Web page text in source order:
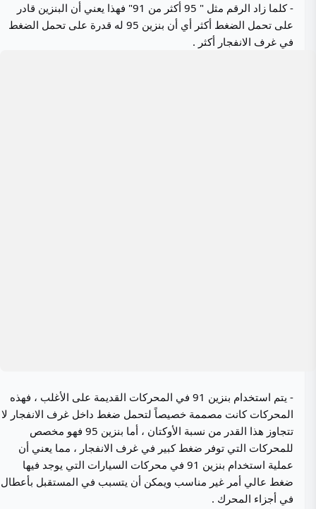
- كلما زاد الرقم مثل " 95 أكثر من 91" فهذا يعني أن البنزين قادر
على تحمل الضغط أكثر أي أن بنزين 95 له قدرة على تحمل الضغط
في غرف الانفجار أكثر .
- يتم استخدام بنزين 91 في المحركات القديمة على الأغلب ، فهذه
المحركات كانت مصممة خصيصاً لتحمل ضغط داخل غرف الانفجار لا
تتجاوز هذا القدر من نسبة الأوكتان ، أما بنزين 95 فهو مخصص
للمحركات التي توفر ضغط كبير في غرف الانفجار ، مما يعني أن
عملية استخدام بنزين 91 في محركات السيارات التي يوجد فيها
ضغط عالي أمر غير مناسب ويمكن أن يتسبب في المستقبل بأعطال
في أجزاء المحرك .